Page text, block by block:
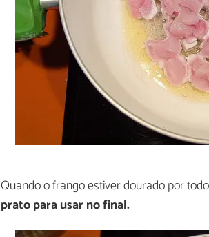
Quando o frango estiver dourado por
prato para usar no final.